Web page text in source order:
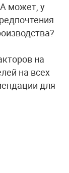
может, у
на
на всех
для